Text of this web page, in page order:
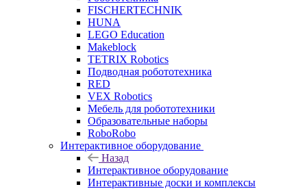
FISCHERTECHNIK
HUNA
LEGO Education
Makeblock
TETRIX Robotics
Подводная робототехника
RED
VEX Robotics
Мебель для робототехники
Образовательные наборы
RoboRobo
Интерактивное оборудование
Назад
Интерактивное оборудование
Интерактивные доски и комплексы